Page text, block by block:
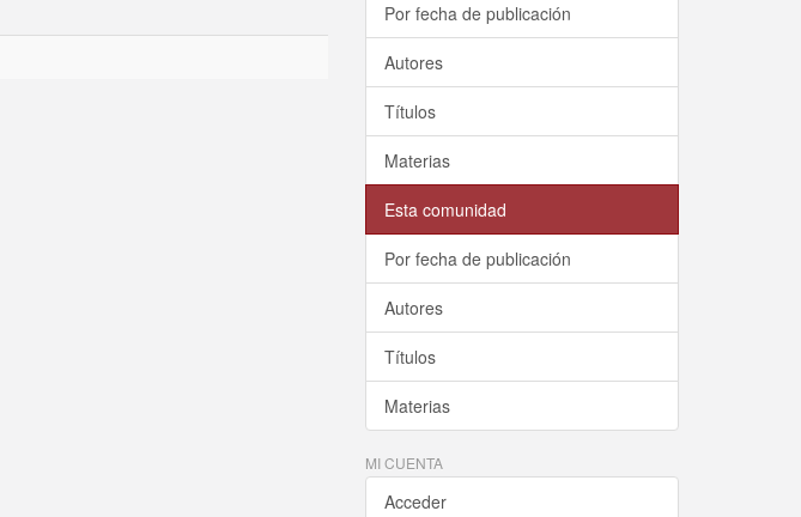
Por fecha de publicación
Autores
Títulos
Materias
Esta comunidad
Por fecha de publicación
Autores
Títulos
Materias
MI CUENTA
Acceder